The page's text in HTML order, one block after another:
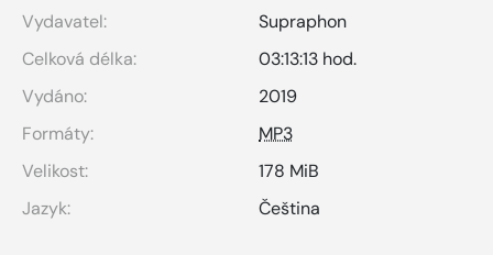
Vydavatel:
Supraphon
Celková délka:
03:13:13 hod.
Vydáno:
2019
Formáty:
MP3
Velikost:
178 MiB
Jazyk:
Čeština